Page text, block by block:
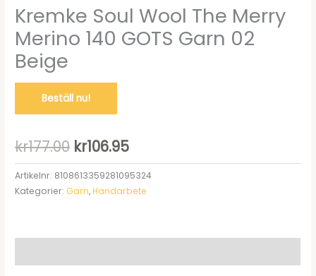
Kremke Soul Wool The Merry
Merino 140 GOTS Garn 02
Beige
Beställ nu!
kr177.00 Det
ursprungliga
priset
kr106.95Det
nuvarande
priset
Artikelnr: 8108613359281095324
Kategorier: Garn,Handarbete